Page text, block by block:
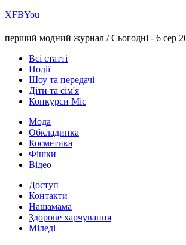
ХFBYou
перший модний журнал /Сьогодні - 6 сер
Всі статті
Події
Шоу та передачі
Діти та сім'я
Конкурси Міс
Мода
Обкладинка
Косметика
Фішки
Відео
Доступ
Контакти
Нашамама
Здорове харчування
Міледі